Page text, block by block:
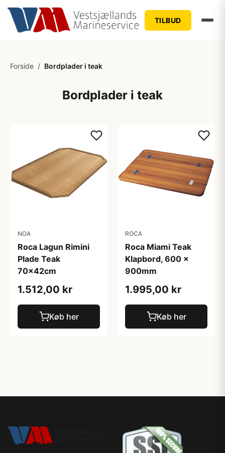
TILBUD
Forside / Bordplader i teak
Bordplader i teak
NOA
Roca Lagun Rimini
Plade Teak
70x42cm
1.512,00 kr
Køb her
ROCA
Roca Miami Teak
Klapbord, 600 x
900mm
1.995,00 kr
Køb her